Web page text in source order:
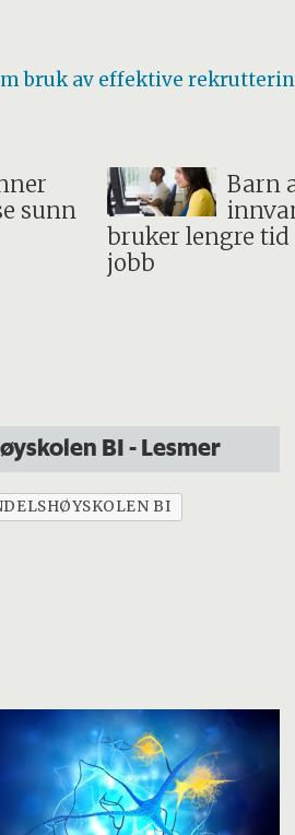
bruk av effektive
sunn
Barn
bruker lengre tid
jobb
BI -Lesmer
BI